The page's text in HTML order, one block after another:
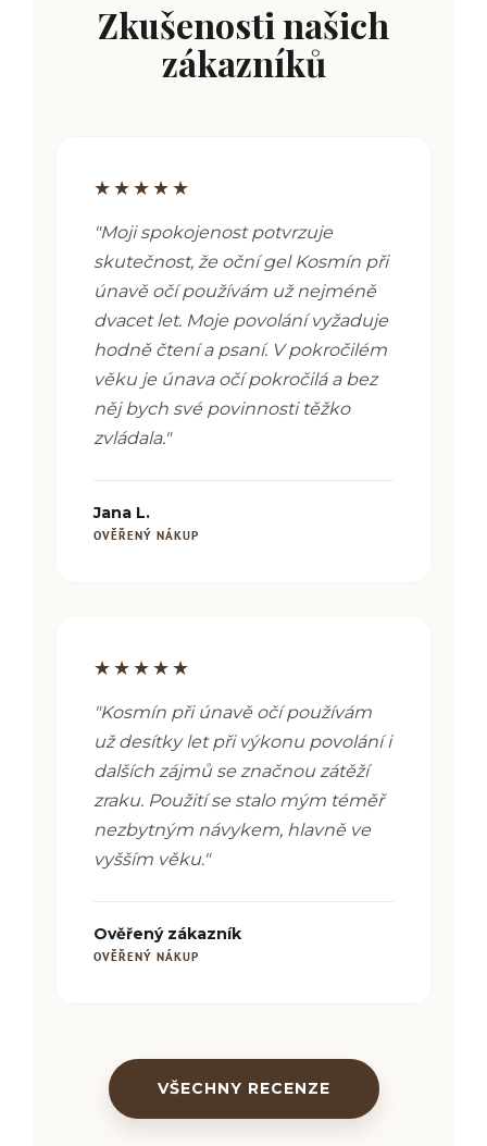
Zkušenosti našich
zákazníků
★★★★★
"Moji spokojenost potvrzuje
skutečnost, že oční gel Kosmín při
únavě očí používám už nejméně
dvacet let. Moje povolání vyžaduje
hodně čtení a psaní. V pokročilém
věku je únava očí pokročilá a bez
něj bych své povinnosti těžko
zvládala."
Jana L.
OVĚŘENÝ NÁKUP
★★★★★
"Kosmín při únavě očí používám
už desítky let při výkonu povolání i
dalších zájmů se značnou zátěží
zraku. Použití se stalo mým téměř
nezbytným návykem, hlavně ve
vyšším věku."
Ověřený zákazník
OVĚŘENÝ NÁKUP
VŠECHNY RECENZE